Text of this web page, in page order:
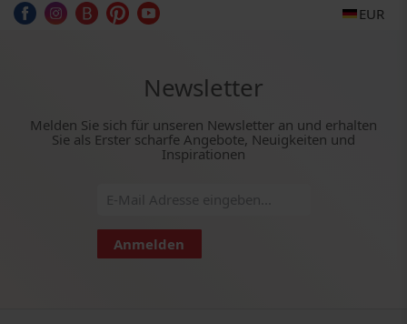
EUR
Newsletter
Melden Sie sich für unseren Newsletter an und erhalten
Sie als Erster scharfe Angebote, Neuigkeiten und
Inspirationen
Anmelden